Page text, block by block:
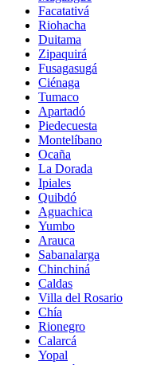
Facatativá
Riohacha
Duitama
Zipaquirá
Fusagasugá
Ciénaga
Tumaco
Apartadó
Piedecuesta
Montelíbano
Ocaña
La Dorada
Ipiales
Quibdó
Aguachica
Yumbo
Arauca
Sabanalarga
Chinchiná
Caldas
Villa del Rosario
Chía
Rionegro
Calarcá
Yopal